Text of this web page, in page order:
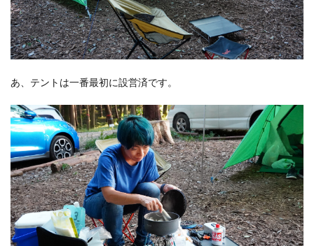
あ、テントは一番最初に設営済です。